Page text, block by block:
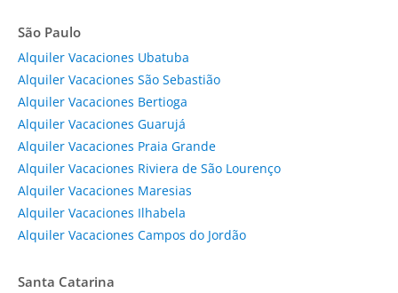
São Paulo
Alquiler Vacaciones Ubatuba
Alquiler Vacaciones São Sebastião
Alquiler Vacaciones Bertioga
Alquiler Vacaciones Guarujá
Alquiler Vacaciones Praia Grande
Alquiler Vacaciones Riviera de São Lourenço
Alquiler Vacaciones Maresias
Alquiler Vacaciones Ilhabela
Alquiler Vacaciones Campos do Jordão
Santa Catarina